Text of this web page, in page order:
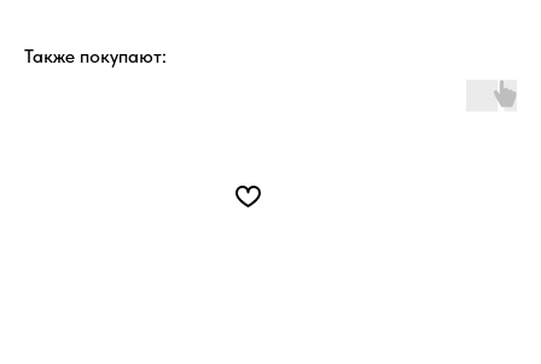
Также покупают: